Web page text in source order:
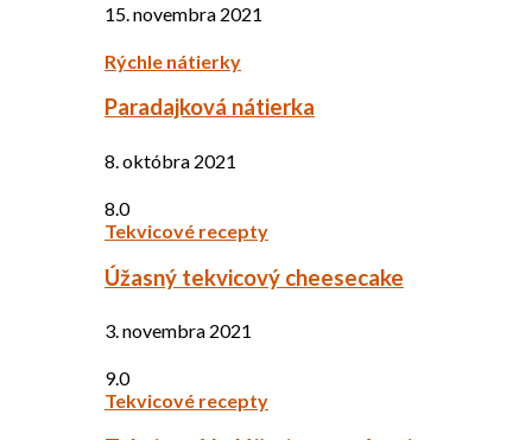
15. novembra 2021
Rýchle nátierky
Paradajková nátierka
8. októbra 2021
8.0
Tekvicové recepty
Úžasný tekvicový cheesecake
3. novembra 2021
9.0
Tekvicové recepty